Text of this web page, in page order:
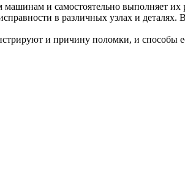
и самостоятельно выполняет
в различных узлах и
и причину поломки, и способы